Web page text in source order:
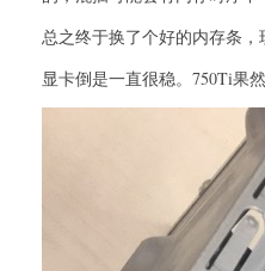
总之终于换了个好的内存条，
显卡倒是一直很稳。750Ti果